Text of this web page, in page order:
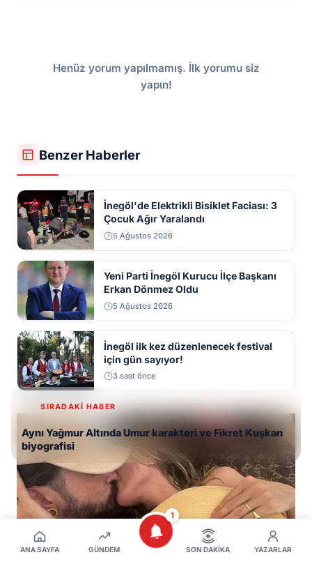
ANA SAYFA GÜNDEM
1
SON DAKIKA YAZARLAR
Henüz yorum yapılmamış. İlk yorumu siz
yapın!
Benzer Haberler
İnegöl'de Elektrikli Bisiklet Faciası: 3
Çocuk Ağır Yaralandı
5 Ağustos 2026
Yeni Parti İnegöl Kurucu İlçe Başkanı
Erkan Dönmez Oldu
5 Ağustos 2026
İnegöl ilk kez düzenlenecek festival
için gün sayıyor!
3 saat önce
SIRADAKİ HABER
Aynı Yağmur Altında Umur karakteri ve Fikret Kuşkan
biyografisi